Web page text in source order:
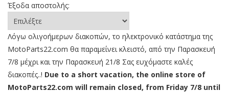
Έξοδα αποστολής:
Λόγω ολιγοήμερων διακοπών, το ηλεκτρονικό κατάστημα της
MotoParts22.com θα παραμείνει κλειστό, από την Παρασκευή
7/8 μέχρι και την Παρασκευή 21/8 Σας ευχόμαστε καλές
διακοπές..! Due to a short vacation, the online store of
MotoParts22.com will remain closed, from Friday 7/8 until